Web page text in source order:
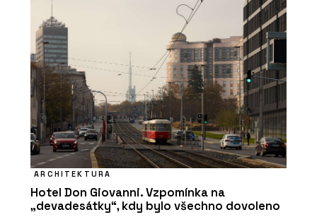
ARCHITEKTURA
Hotel Don Giovanni. Vzpomínka na
„devadesátky“, kdy bylo všechno dovoleno